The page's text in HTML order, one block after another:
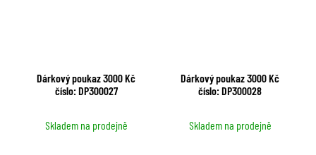
Dárkový poukaz 3000 Kč
číslo: DP300027
Skladem na prodejně
Dárkový poukaz 3000 Kč
číslo: DP300028
Skladem na prodejně